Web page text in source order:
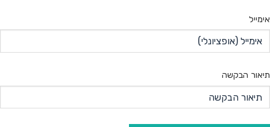
אימייל
תיאור הבקשה